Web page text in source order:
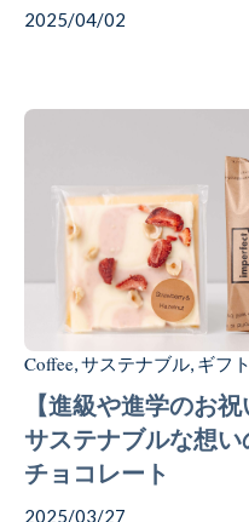
2025/04/02
Coffee,サステナブル, ギフト
【進級や進学のお
サステナブルな想
チョコレート
2025/03/27